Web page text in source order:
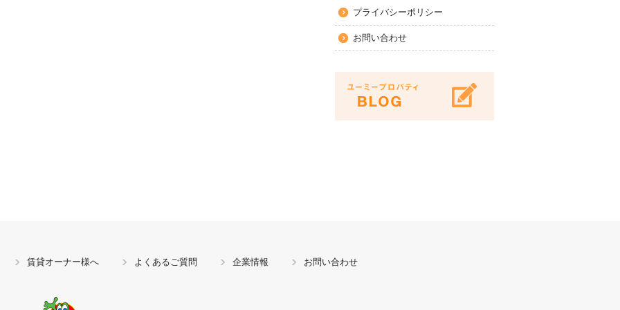
プライバシーポリシー
お問い合わせ
賃貸オーナー様へ よくあるご質問 企業情報 お問い合わせ